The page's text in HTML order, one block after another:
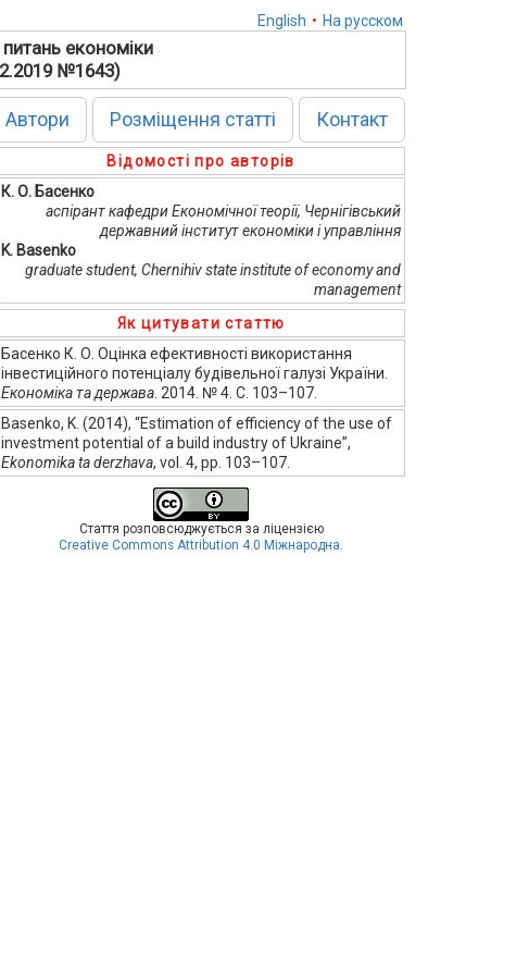
English • На русском
економіки
№1643)
Автори Розміщення статті Контакт
Відомості про авторів
К. О. Басенко
аспірант кафедри Економічної теорії, Чернігівський
державний інститут економіки і управління
K. Basenko
graduate student, Сhernihiv state institute of economy and
management
Як цитувати статтю
Басенко К. О. Оцінка ефективності використання
інвестиційного потенціалу будівельної галузі України.
Економіка та держава. 2014. № 4. С. 103–107.
Basenko, K. (2014), “Estimation of efficiency of the use of
investment potential of a build industry of Ukraine”,
Ekonomika ta derzhava, vol. 4, pp. 103–107.
Стаття розповсюджується за ліцензією
Creative Commons Attribution 4.0 Міжнародна.